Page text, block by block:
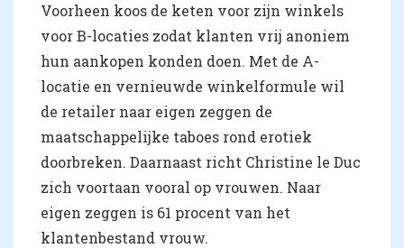
Voorheen koos de keten voor zijn winkels
voor B-locaties zodat klanten vrij anoniem
hun aankopen konden doen. Met de A-
locatie en vernieuwde winkelformule wil
de retailer naar eigen zeggen de
maatschappelijke taboes rond erotiek
doorbreken. Daarnaast richt Christine le Duc
zich voortaan vooral op vrouwen. Naar
eigen zeggen is 61 procent van het
klantenbestand vrouw.